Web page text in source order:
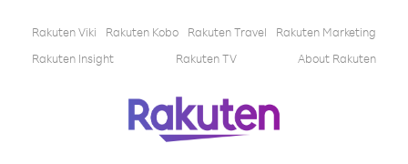
Rakuten Viki Rakuten Kobo Rakuten Travel
Rakuten Marketing
Rakuten Insight
Rakuten TV About Rakuten